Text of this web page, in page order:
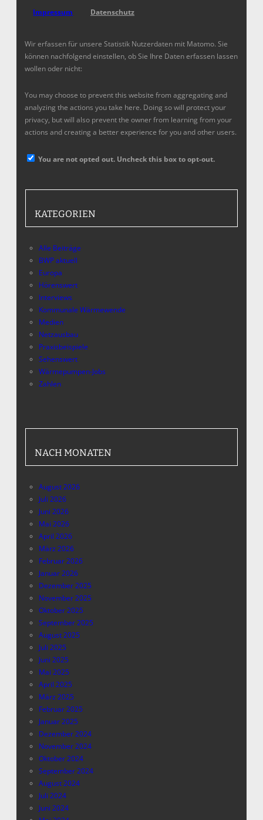
Impressum Datenschutz
Wir erfassen für unsere Statistik Nutzerdaten mit Matomo. Sie
können nachfolgend einstellen, ob Sie Ihre Daten erfassen lassen
wollen oder nicht:
You may choose to prevent this website from aggregating and
analyzing the actions you take here. Doing so will protect your
privacy, but will also prevent the owner from learning from your
actions and creating a better experience for you and other users.
You are not opted out. Uncheck this box to opt-out.
KATEGORIEN
Alle Beiträge
BWP aktuell
Europa
Hörenswert
Interviews
Kommunale Wärmewende
Medien
Netzausbau
Praxisbeispiele
Sehenswert
Wärmepumpen-Jobs
Zahlen
NACH MONATEN
August 2026
Juli 2026
Juni 2026
Mai 2026
April 2026
März 2026
Februar 2026
Januar 2026
Dezember 2025
November 2025
Oktober 2025
September 2025
August 2025
Juli 2025
Juni 2025
Mai 2025
April 2025
März 2025
Februar 2025
Januar 2025
Dezember 2024
November 2024
Oktober 2024
September 2024
August 2024
Juli 2024
Juni 2024